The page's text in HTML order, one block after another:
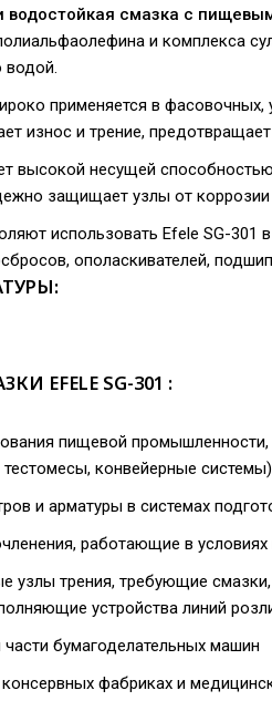
водостойкая смазка с
и комплекса
применяется в фасовочных,
износ и трение,
высокой несущей
защищает узлы от коррозии
использовать Efele SG-
ополаскивателей,
EFELE SG-301 :
пищевой
конвейерные системы)
и арматуры в системах
работающие в
узлы трения, требующие
устройства линий
бумагоделательных машин
фабриках и